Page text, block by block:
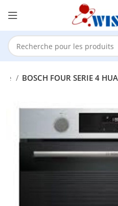
BOSCH FOUR SERIE 4